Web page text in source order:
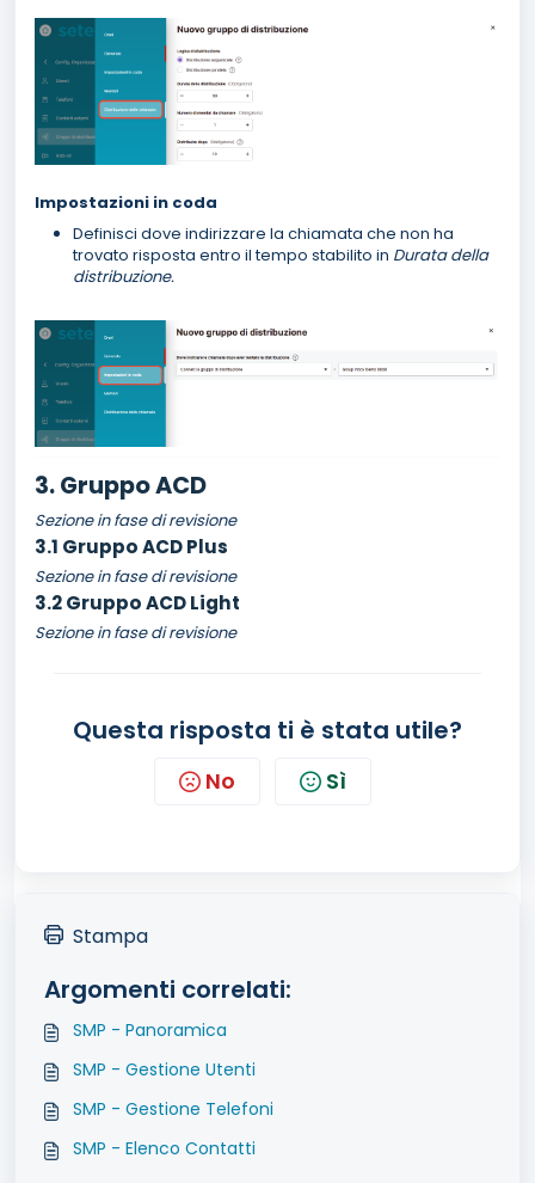
Impostazioni in coda
Definisci dove indirizzare la chiamata che non ha
trovato risposta entro il tempo stabilito in Durata della
distribuzione.
3. Gruppo ACD
Sezione in fase di revisione
3.1 Gruppo ACD Plus
Sezione in fase di revisione
3.2 Gruppo ACD Light
Sezione in fase di revisione
Questa risposta ti è stata utile?
No Sì
Stampa
Argomenti correlati:
SMP - Panoramica
SMP - Gestione Utenti
SMP - Gestione Telefoni
SMP - Elenco Contatti